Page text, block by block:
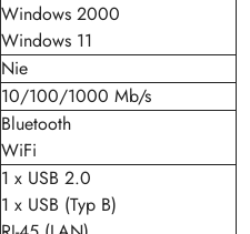
Windows 2000
Windows 11
Nie
10/100/1000 Mb/s
Bluetooth
WiFi
1 x USB 2.0
1 x USB (Typ B)